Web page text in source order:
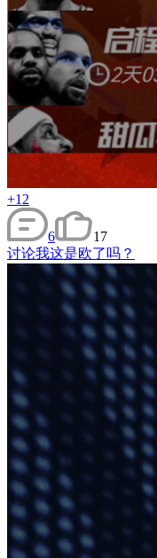
+12
6
17
讨论我这是欧了吗？